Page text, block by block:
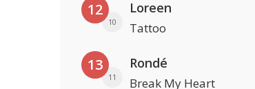
12
10
Loreen
Tattoo
13
11
Rondé
Break My Heart